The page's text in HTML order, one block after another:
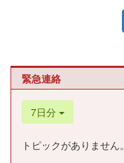
緊急連絡
7日分
トピックがありません。